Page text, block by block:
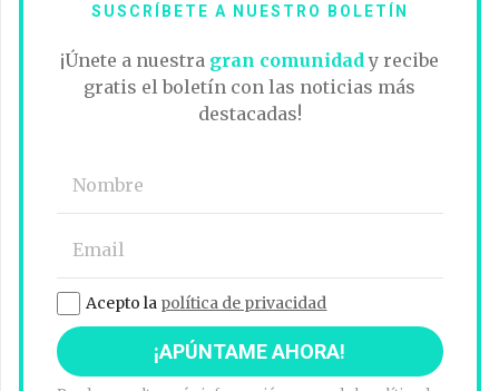
SUSCRÍBETE A NUESTRO BOLETÍN
¡Únete a nuestra gran comunidad y recibe
gratis el boletín con las noticias más
destacadas!
Acepto la política de privacidad